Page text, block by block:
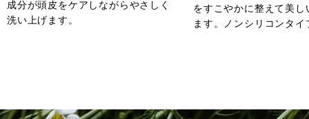
成分が頭皮をケアしながらやさしく
洗い上げます。
をすこやかに整えて美し
ます。ノンシリコンタイ